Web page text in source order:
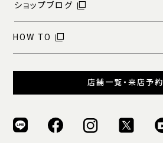
ショップブログ
HOW TO
店舗一覧・来店予約